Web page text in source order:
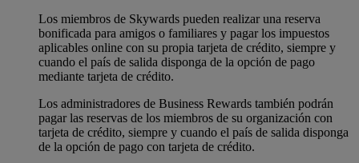
Los miembros de Skywards pueden realizar una reserva
bonificada para amigos o familiares y pagar los impuestos
aplicables online con su propia tarjeta de crédito, siempre y
cuando el país de salida disponga de la opción de pago
mediante tarjeta de crédito.
Los administradores de Business Rewards también podrán
pagar las reservas de los miembros de su organización con
tarjeta de crédito, siempre y cuando el país de salida disponga
de la opción de pago con tarjeta de crédito.